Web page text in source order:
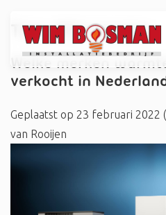
Tag:#Ecopomp
Welke merken
verkocht in
Geplaatst op 23 februari 2022
van Rooijen